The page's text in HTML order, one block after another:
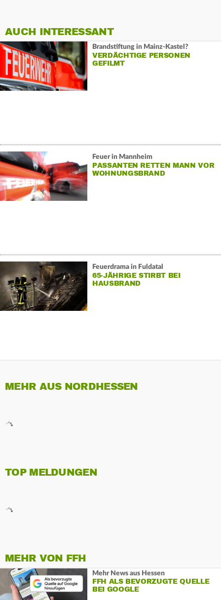
AUCH INTERESSANT
Brandstiftung in Mainz-Kastel?
VERDÄCHTIGE PERSONEN
GEFILMT
Feuer in Mannheim
PASSANTEN RETTEN MANN VOR
WOHNUNGSBRAND
Feuerdrama in Fuldatal
65-JÄHRIGE STIRBT BEI
HAUSBRAND
MEHR AUS NORDHESSEN
TOP MELDUNGEN
MEHR VON FFH
Mehr News aus Hessen
FFH ALS BEVORZUGTE QUELLE
BEI GOOGLE